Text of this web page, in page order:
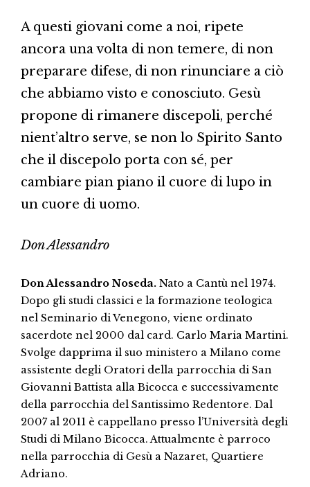
A questi giovani come a noi, ripete
ancora una volta di non temere, di non
preparare difese, di non rinunciare a ciò
che abbiamo visto e conosciuto. Gesù
propone di rimanere discepoli, perché
nient’altro serve, se non lo Spirito Santo
che il discepolo porta con sé, per
cambiare pian piano il cuore di lupo in
un cuore di uomo.
Don Alessandro
Don Alessandro Noseda. Nato a Cantù nel 1974.
Dopo gli studi classici e la formazione teologica
nel Seminario di Venegono, viene ordinato
sacerdote nel 2000 dal card. Carlo Maria Martini.
Svolge dapprima il suo ministero a Milano come
assistente degli Oratori della parrocchia di San
Giovanni Battista alla Bicocca e successivamente
della parrocchia del Santissimo Redentore. Dal
2007 al 2011 è cappellano presso l’Università degli
Studi di Milano Bicocca. Attualmente è parroco
nella parrocchia di Gesù a Nazaret, Quartiere
Adriano.